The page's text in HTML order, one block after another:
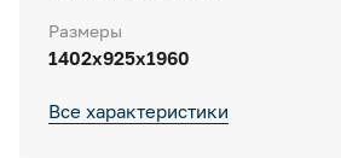
Размеры
1402х925х1960
Все характеристики